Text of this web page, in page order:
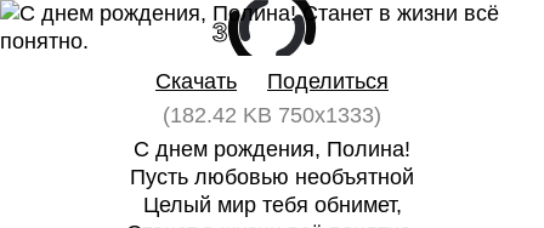
3
Скачать
Поделиться
(182.42 KB 750x1333)
С днем рождения, Полина!
Пусть любовью необъятной
Целый мир тебя обнимет,